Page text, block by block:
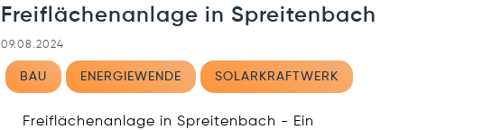
Freiflächenanlage in Spreitenbach
09.08.2024
BAU ENERGIEWENDE SOLARKRAFTWERK
Freiflächenanlage in Spreitenbach - Ein